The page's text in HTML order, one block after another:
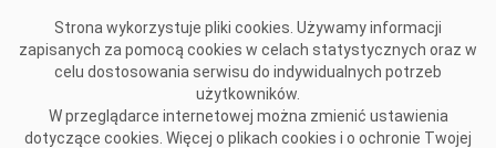
Strona wykorzystuje pliki cookies. Używamy informacji
zapisanych za pomocą cookies w celach statystycznych oraz w
celu dostosowania serwisu do indywidualnych potrzeb
użytkowników.
W przeglądarce internetowej można zmienić ustawienia
dotyczące cookies. Więcej o plikach cookies i o ochronie Twojej